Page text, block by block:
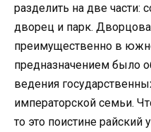
разделить на две части:
дворец и парк.
преимущественно в
предназначением было
ведения
императорской семьи.
то это поистине райский